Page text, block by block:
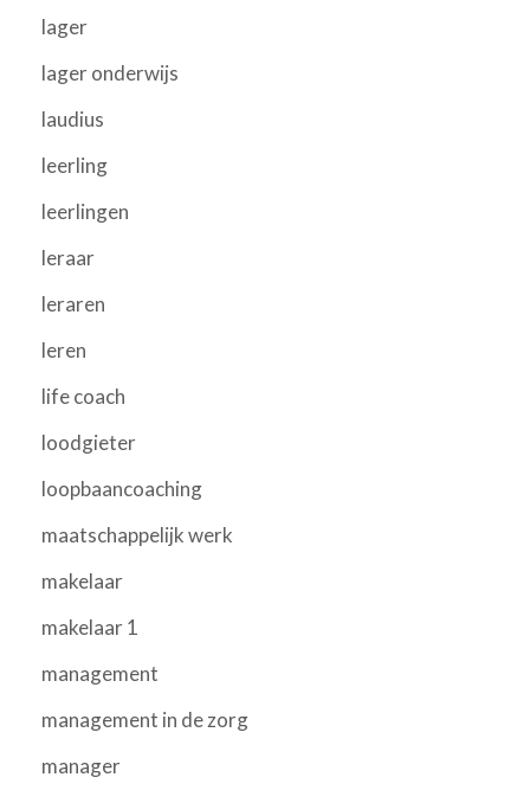
lager
lager onderwijs
laudius
leerling
leerlingen
leraar
leraren
leren
life coach
loodgieter
loopbaancoaching
maatschappelijk werk
makelaar
makelaar 1
management
management in de zorg
manager